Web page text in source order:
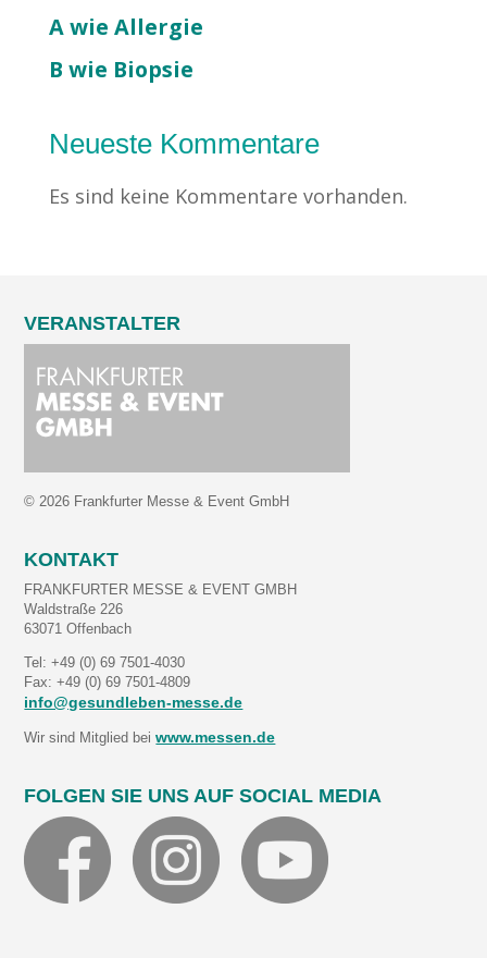
A wie Allergie
B wie Biopsie
Neueste Kommentare
Es sind keine Kommentare vorhanden.
VERANSTALTER
© 2026 Frankfurter Messe & Event GmbH
KONTAKT
FRANKFURTER MESSE & EVENT GMBH
Waldstraße 226
63071 Offenbach
Tel: +49 (0) 69 7501-4030
Fax: +49 (0) 69 7501-4809
info@gesundleben-messe.de
Wir sind Mitglied beiwww.messen.de
FOLGEN SIE UNS AUF SOCIAL MEDIA